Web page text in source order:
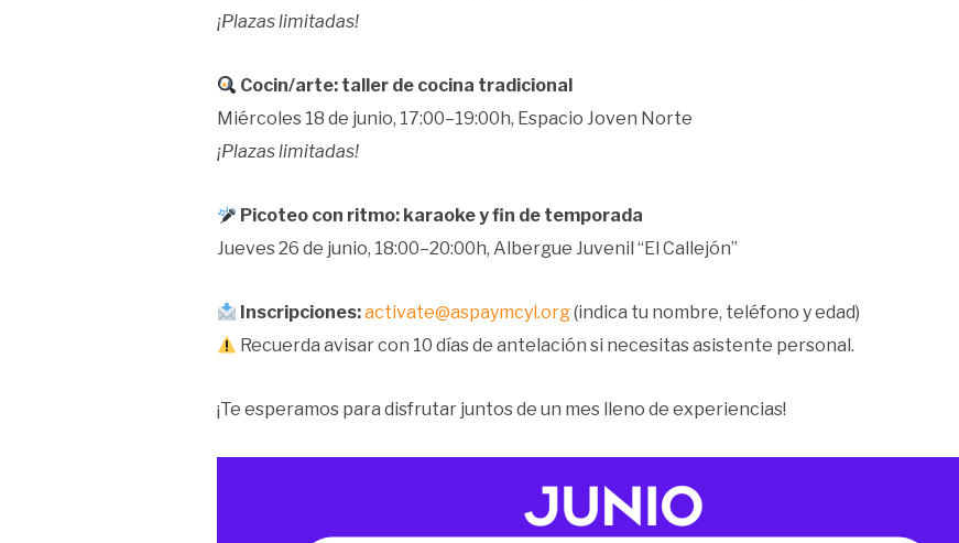
¡Plazas limitadas!
Cocin/arte: taller de cocina tradicional
Miércoles 18 de junio, 17:00–19:00h, Espacio Joven Norte
¡Plazas limitadas!
Picoteo con ritmo: karaoke y fin de temporada
Jueves 26 de junio, 18:00–20:00h, Albergue Juvenil “El Callejón”
Inscripciones:activate@aspaymcyl.org(indica tu nombre, teléfono y edad)
Recuerda avisar con 10 días de antelación si necesitas asistente personal.
¡Te esperamos para disfrutar juntos de un mes lleno de experiencias!